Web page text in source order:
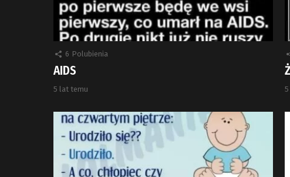
6 Polubienia
AIDS
5 lat temu